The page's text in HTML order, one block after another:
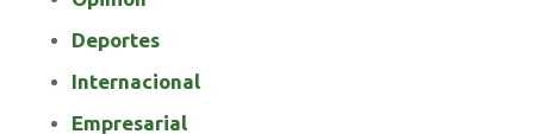
Deportes
Internacional
Empresarial